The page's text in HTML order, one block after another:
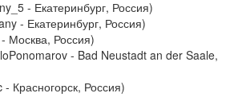
- Екатеринбург, Россия)
- Екатеринбург, Россия)
Москва, Россия)
- Bad Neustadt an der Saale,
- Красногорск, Россия)